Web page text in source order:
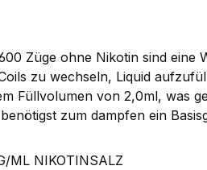
Züge ohne Nikotin sind
zu wechseln, Liquid
Füllvolumen von 2,0ml, was
zum dampfen ein
ML NIKOTINSALZ